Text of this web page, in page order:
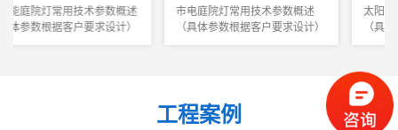
.....
市电庭院灯常用技术参数概述
（具体参数根据客户要求设计）
使用场所：
太阳能庭院灯常用技术参数概述
（具体参数根据客户要求设计）
常用技术参数
*太阳能电池组件：晶体硅30WP
～100Wp（按负载配置）
*系统工作电压：直流12V /24V
工程案例
城智慧路灯工程